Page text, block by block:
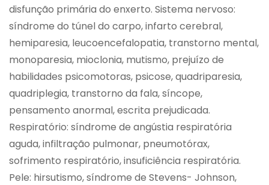
disfunção primária do enxerto. Sistema nervoso:
síndrome do túnel do carpo, infarto cerebral,
hemiparesia, leucoencefalopatia, transtorno mental,
monoparesia, mioclonia, mutismo, prejuízo de
habilidades psicomotoras, psicose, quadriparesia,
quadriplegia, transtorno da fala, síncope,
pensamento anormal, escrita prejudicada.
Respiratório: síndrome de angústia respiratória
aguda, infiltração pulmonar, pneumotórax,
sofrimento respiratório, insuficiência respiratória.
Pele: hirsutismo, síndrome de Stevens- Johnson,